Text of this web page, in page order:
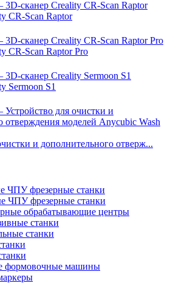
CR-Scan Raptor
CR-Scan Raptor Pro
Sermoon S1
и дополнительного отверж...
ЧПУ фрезерные станки
ЧПУ фрезерные станки
обрабатывающие центры
станки
станки
формовочные машины